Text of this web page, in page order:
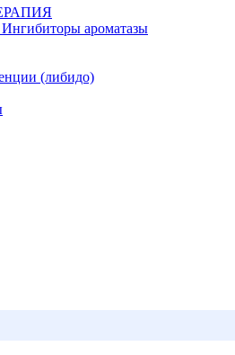
ароматазы
(либидо)